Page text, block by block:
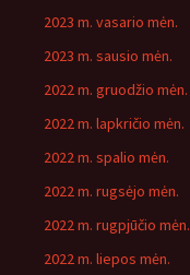
2023 m. vasario mėn.
2023 m. sausio mėn.
2022 m. gruodžio mėn.
2022 m. lapkričio mėn.
2022 m. spalio mėn.
2022 m. rugsėjo mėn.
2022 m. rugpjūčio mėn.
2022 m. liepos mėn.